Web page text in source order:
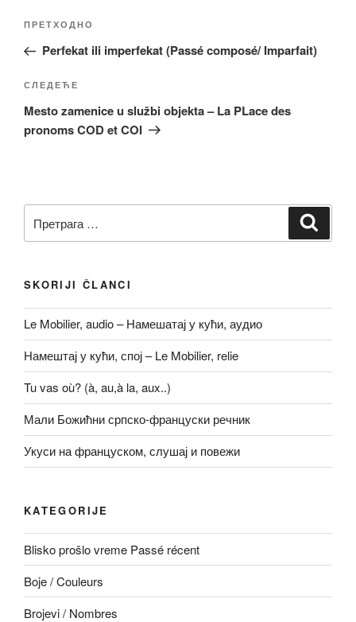
Кретање
Претходни
чланак
ПРЕТХОДНО
Perfekat ili imperfekat (Passé composé/ Imparfait)
Следећи
чланак
СЛЕДЕЋЕ
Mesto zamenice u službi objekta – La PLace des
pronoms COD et COI
за:
SKORIJI ČLANCI
Le Mobilier, audio – Намешатај у кући, аудио
Намештај у кући, спој – Le Mobilier, relie
Tu vas où? (à, au,à la, aux..)
Мали Божићни српско-француски речник
Укуси на француском, слушај и повежи
KATEGORIJE
Blisko prošlo vreme Passé récent
Boje / Couleurs
Brojevi / Nombres